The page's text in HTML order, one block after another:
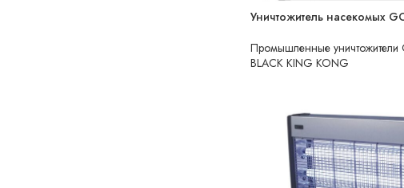
НЕТ В НАЛИЧИИ
Уничтожитель насекомых
Промышленные уничтожители
BLACK KING KONG